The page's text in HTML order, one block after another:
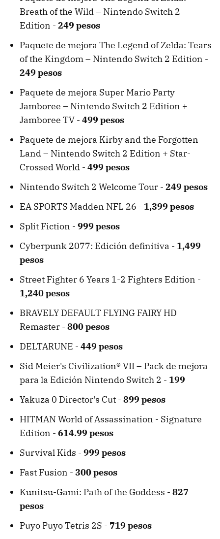
Breath of the Wild – Nintendo Switch 2
Edition - 249 pesos
Paquete de mejora The Legend of Zelda: Tears
of the Kingdom – Nintendo Switch 2 Edition -
249 pesos
Paquete de mejora Super Mario Party
Jamboree – Nintendo Switch 2 Edition +
Jamboree TV - 499 pesos
Paquete de mejora Kirby and the Forgotten
Land – Nintendo Switch 2 Edition + Star-
Crossed World - 499 pesos
Nintendo Switch 2 Welcome Tour - 249 pesos
EA SPORTS Madden NFL 26 - 1,399 pesos
Split Fiction - 999 pesos
Cyberpunk 2077: Edición definitiva - 1,499
pesos
Street Fighter 6 Years 1-2 Fighters Edition -
1,240 pesos
BRAVELY DEFAULT FLYING FAIRY HD
Remaster - 800 pesos
DELTARUNE - 449 pesos
Sid Meier's Civilization® VII – Pack de mejora
para la Edición Nintendo Switch 2 - 199
Yakuza 0 Director's Cut - 899 pesos
HITMAN World of Assassination - Signature
Edition - 614.99 pesos
Survival Kids - 999 pesos
Fast Fusion - 300 pesos
Kunitsu-Gami: Path of the Goddess - 827
pesos
Puyo Puyo Tetris 2S - 719 pesos